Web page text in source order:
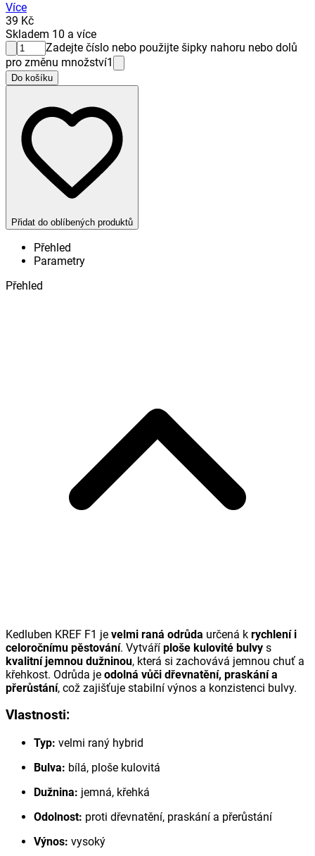
Více
39 Kč
Skladem 10 a více
Zadejte číslo nebo použijte šipky nahoru nebo dolů
pro změnu množství1
Do košíku
Přidat do oblíbených produktů
Přehled
Parametry
Přehled
Kedluben KREF F1 je velmi raná odrůda určená k rychlení i
celoročnímu pěstování. Vytváří ploše kulovité bulvy s
kvalitní jemnou dužninou, která si zachovává jemnou chuť a
křehkost. Odrůda je odolná vůči dřevnatění, praskání a
přerůstání, což zajišťuje stabilní výnos a konzistenci bulvy.
Vlastnosti:
Typ: velmi raný hybrid
Bulva: bílá, ploše kulovitá
Dužnina: jemná, křehká
Odolnost: proti dřevnatění, praskání a přerůstání
Výnos: vysoký